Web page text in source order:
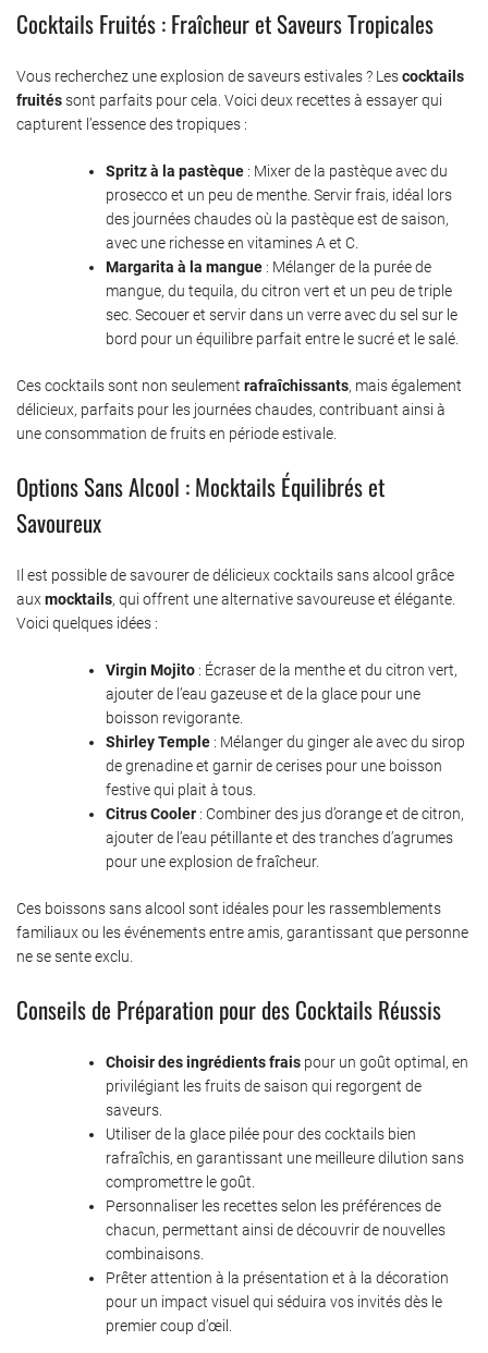
Cocktails Fruités : Fraîcheur et Saveurs Tropicales
Vous recherchez une explosion de saveurs estivales ? Lescocktails
fruitéssont parfaits pour cela. Voici deux recettes à essayer qui
capturent l’essence des tropiques :
Spritz à la pastèque : Mixer de la pastèque avec du
prosecco et un peu de menthe. Servir frais, idéal lors
des journées chaudes où la pastèque est de saison,
avec une richesse en vitamines A et C.
Margarita à la mangue : Mélanger de la purée de
mangue, du tequila, du citron vert et un peu de triple
sec. Secouer et servir dans un verre avec du sel sur le
bord pour un équilibre parfait entre le sucré et le salé.
Ces cocktails sont non seulement rafraîchissants, mais également
délicieux, parfaits pour les journées chaudes, contribuant ainsi à
une consommation de fruits en période estivale.
Options Sans Alcool : Mocktails Équilibrés et
Savoureux
Il est possible de savourer de délicieux cocktails sans alcool grâce
aux mocktails, qui offrent une alternative savoureuse et élégante.
Voici quelques idées :
Virgin Mojito : Écraser de la menthe et du citron vert,
ajouter de l’eau gazeuse et de la glace pour une
boisson revigorante.
Shirley Temple : Mélanger du ginger ale avec du sirop
de grenadine et garnir de cerises pour une boisson
festive qui plait à tous.
Citrus Cooler : Combiner des jus d’orange et de citron,
ajouter de l’eau pétillante et des tranches d’agrumes
pour une explosion de fraîcheur.
Ces boissons sans alcool sont idéales pour les rassemblements
familiaux ou les événements entre amis, garantissant que personne
ne se sente exclu.
Conseils de Préparation pour des Cocktails Réussis
Choisir des ingrédients frais pour un goût optimal, en
privilégiant les fruits de saison qui regorgent de
saveurs.
Utiliser de la glace pilée pour des cocktails bien
rafraîchis, en garantissant une meilleure dilution sans
compromettre le goût.
Personnaliser les recettes selon les préférences de
chacun, permettant ainsi de découvrir de nouvelles
combinaisons.
Prêter attention à la présentation et à la décoration
pour un impact visuel qui séduira vos invités dès le
premier coup d’œil.